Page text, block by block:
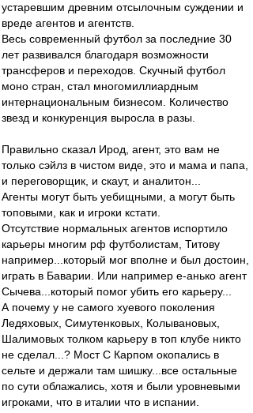
устаревшим древним отсылочным суждении и
вреде агентов и агентств.
Весь современный футбол за последние 30
лет развивался благодаря возможности
трансферов и переходов. Скучный футбол
моно стран, стал многомиллиардным
интернациональным бизнесом. Количество
звезд и конкуренция выросла в разы.
Правильно сказал Ирод, агент, это вам не
только сэйлз в чистом виде, это и мама и папа,
и переговорщик, и скаут, и аналитон...
Агенты могут быть уебищными, а могут быть
топовыми, как и игроки кстати.
Отсутствие нормальных агентов испортило
карьеры многим рф футболистам, Титову
например...который мог вполне и был достоин,
играть в Баварии. Или например е-анько агент
Сычева...который помог убить его карьеру...
А почему у не самого хуевого поколения
Ледяховых, Симутенковых, Колывановых,
Шалимовых толком карьеру в топ клубе никто
не сделал...? Мост С Карпом окопались в
сельте и держали там шишку...все остальные
по сути облажались, хотя и были уровневыми
игроками, что в италии что в испании.